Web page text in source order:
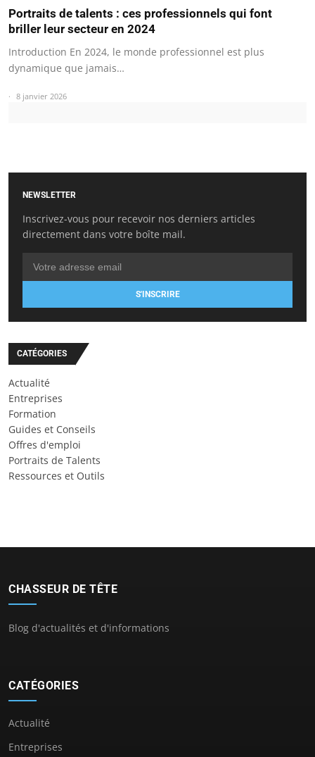
Portraits de talents : ces professionnels qui font
briller leur secteur en 2024
Introduction En 2024, le monde professionnel est plus
dynamique que jamais…
8 janvier 2026
NEWSLETTER
Inscrivez-vous pour recevoir nos derniers articles
directement dans votre boîte mail.
S'INSCRIRE
CATÉGORIES
Actualité
Entreprises
Formation
Guides et Conseils
Offres d'emploi
Portraits de Talents
Ressources et Outils
CHASSEUR DE TÊTE
Blog d'actualités et d'informations
CATÉGORIES
Actualité
Entreprises